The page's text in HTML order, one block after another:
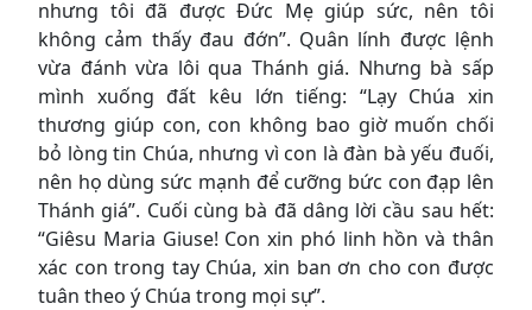
nhưng tôi đã được Ðức Mẹ giúp sức, nên tôi
không cảm thấy đau đớn”. Quân lính được lệnh
vừa đánh vừa lôi qua Thánh giá. Nhưng bà sấp
mình xuống đất kêu lớn tiếng: “Lạy Chúa xin
thương giúp con, con không bao giờ muốn chối
bỏ lòng tin Chúa, nhưng vì con là đàn bà yếu đuối,
nên họ dùng sức mạnh để cưỡng bức con đạp lên
Thánh giá”. Cuối cùng bà đã dâng lời cầu sau hết:
“Giêsu Maria Giuse! Con xin phó linh hồn và thân
xác con trong tay Chúa, xin ban ơn cho con được
tuân theo ý Chúa trong mọi sự”.